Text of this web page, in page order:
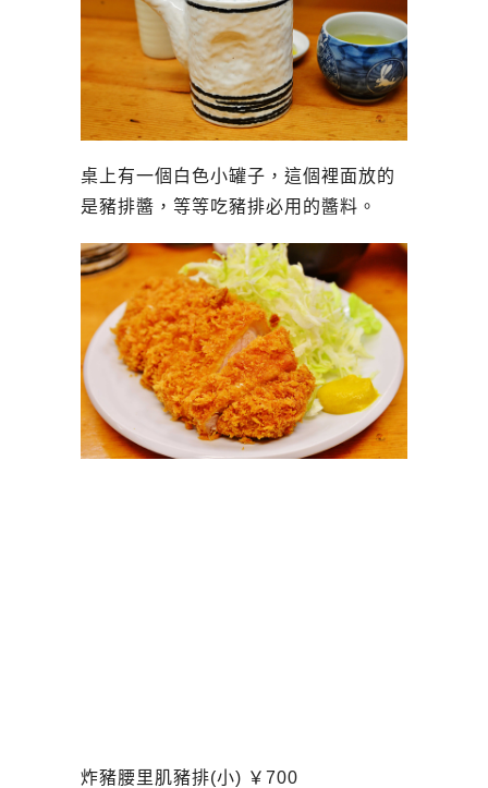
桌上有一個白色小罐子，這個裡面放的
是豬排醬，等等吃豬排必用的醬料。
炸豬腰里肌豬排(小) ￥700